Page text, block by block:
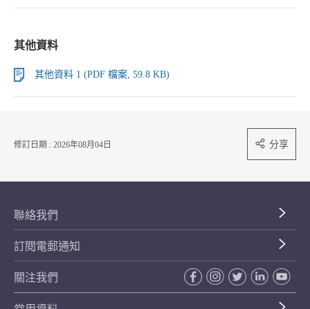
其他資料
其他資料 1 (PDF 檔案, 59.8 KB)
修訂日期 : 2026年08月04日 分享
聯絡我們
訂閱電郵通知
關注我們